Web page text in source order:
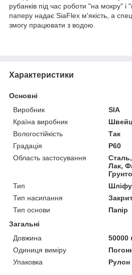
рубанків під час роботи "на мокру" і
паперу надає SiaFlex м'якість, а
змогу працювати з водою.
Характеристики
Основні
Виробник
SIA
Країна виробник
Вологостійкість
Так
Градація
Р60
Область застосування
Лак,
Тип
Тип насипання
Тип основи
Папір
Загальні
Довжина
50000
Одиниця виміру
Упаковка
Рулон